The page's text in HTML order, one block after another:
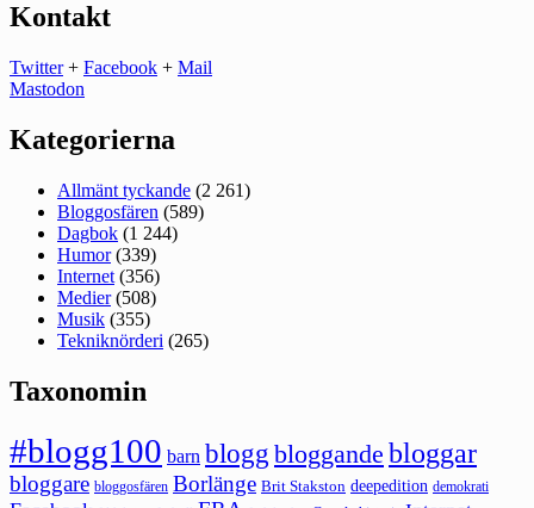
Kontakt
Twitter+ Facebook + Mail
Mastodon
Kategorierna
Allmänt tyckande (2 261)
Bloggosfären (589)
Dagbok (1 244)
Humor(339)
Internet (356)
Medier(508)
Musik (355)
Tekniknörderi (265)
Taxonomin
#blogg100 barn blogg bloggande bloggar
bloggare bloggosfären Borlänge Brit Stakston deepedition demokrati